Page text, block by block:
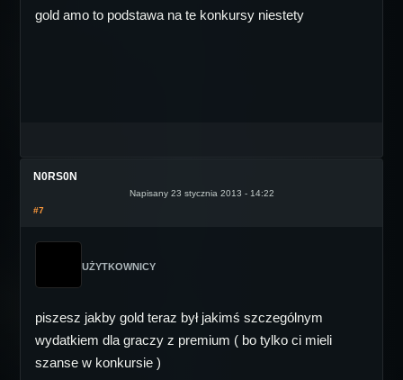
gold amo to podstawa na te konkursy niestety
N0RS0N
Napisany 23 stycznia 2013 - 14:22
#7
UŻYTKOWNICY
piszesz jakby gold teraz był jakimś szczególnym
wydatkiem dla graczy z premium ( bo tylko ci mieli
szanse w konkursie )